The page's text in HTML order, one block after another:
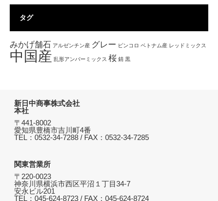
タグ
みかげ舗石 アルゼンチン産 グレー ピンコロ ベトナム産 レッドミックス
中国産 乱形アンバーミックス 桜 錆 黒
新日中商事株式会社
本社
〒441-8002
愛知県豊橋市吉川町4番
TEL：0532-34-7288 / FAX：0532-34-7285
関東営業所
〒220-0023
神奈川県横浜市西区平沼１丁目34-7
安永ビル201
TEL：045-624-8723 / FAX：045-624-8724